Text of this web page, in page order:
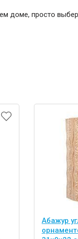
доме, просто
Абажур